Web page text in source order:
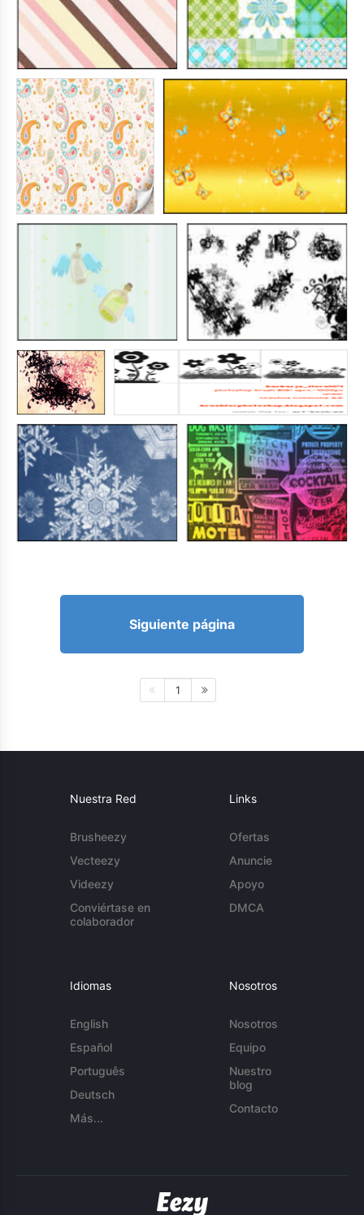
Siguiente página
1
Nuestra Red
Brusheezy
Vecteezy
Videezy
Conviértase en
colaborador
Links
Ofertas
Anuncie
Apoyo
DMCA
Idiomas
English
Español
Português
Deutsch
Más...
Nosotros
Nosotros
Equipo
Nuestro
blog
Contacto